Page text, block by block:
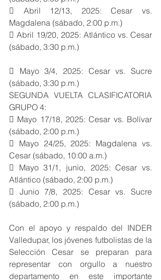
 Abril 12/13, 2025: Cesar vs.
Magdalena (sábado, 2:00 p.m.)
 Abril 19/20, 2025: Atlántico vs. Cesar
(sábado, 3:30 p.m.)
 Mayo 3/4, 2025: Cesar vs. Sucre
(sábado, 3:30 p.m.)
SEGUNDA VUELTA CLASIFICATORIA
GRUPO 4:
 Mayo 17/18, 2025: Cesar vs. Bolívar
(sábado, 2:00 p.m.)
 Mayo 24/25, 2025: Magdalena vs.
Cesar (sábado, 10:00 a.m.)
 Mayo 31/1, junio, 2025: Cesar vs.
Atlántico (sábado, 2:00 p.m.)
 Junio 7/8, 2025: Cesar vs. Sucre
(sábado, 2:00 p.m.)
Con el apoyo y respaldo del INDER
Valledupar, los jóvenes futbolistas de la
Selección Cesar se preparan para
representar con orgullo a nuestro
departamento en este importante